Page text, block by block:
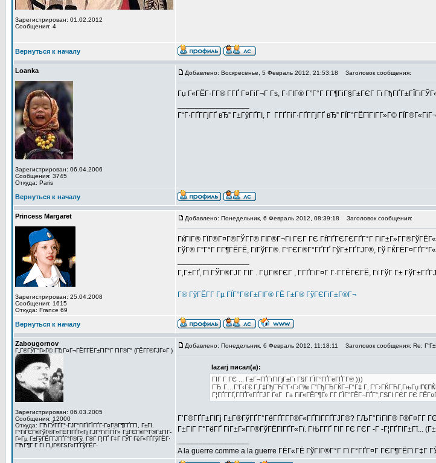
Зарегистрирован: 01.02.2012
Сообщения: 4
Вернуться к началу
Loanka
Зарегистрирован: 06.04.2006
Сообщения: 3745
Откуда: Paris
Добавлено: Воскресенье, 5 Февраль 2012, 21:53:18 Заголовок сообщения:
Гџ Г«ГЁГ·Г­Г® Г­ГҐ Г¤ГіГ¬Г Гѕ, Г·ГІГ® Г”Г°Г Г­Г¶ГіГ§Г±ГЄГ Гї
Г“Г·ГҐГ­ГјГҐ вЂ” Г±ГўГҐГІ, Г Г­ГҐГіГ·ГҐГ­ГјГҐ вЂ” ГЇГ°ГЁГїГІГ­Г»Г©
Вернуться к началу
Princess Margaret
Зарегистрирован: 25.04.2008
Сообщения: 1615
Откуда: France 69
Добавлено: Понедельник, 6 Февраль 2012, 08:39:18 Заголовок сообщения:
ГќГІГ® ГЇГ®Г¤Г®ГЎГ­Г® ГІГ®Г¬Гі ГЄГ ГЄ ГѓГҐГЄГЄГҐГ°Г­
ГўГ® Г”Г°Г Г­Г¶ГЁГЁ, ГїГўГ­Г®. Г‘ГЄГ®Г°ГҐГҐ ГўГ±ГҐГЈГ®, Гў
Г‚Г±ГҐ, Гї ГЎГ®ГЈГ ГІГ . ГЏГ®ГЄГ , Г­ГҐГіГ¤Г Г·Г­ГЁГЄГЁ, Гї ГўГ Г±
Г® ГўГЁГ­Г Гµ ГЇГ°Г®Г±ГІГ® ГЁ Г±Г® ГўГЄГіГ±Г®Г¬
Вернуться к началу
Zabougornov
Г„Г®ГЎГ°Г»Г© ГЂГ¤Г¬ГЁГ­ГЁГ±ГІГ°Г ГІГ®Г° (ГЁГ­Г®ГЈГ¤Г )
Зарегистрирован: 06.03.2005
Сообщения: 12000
Откуда: ГЋГЎГҐГ°-ГЈГ°ГіГЇГЇГҐГ­-Г¤Г®Г¶ГҐГ­ГІ, Г±ГІ.
Г°ГіГЄГ®ГўГ®Г¤ГЁГІГҐГ«Гј ГЈГ°ГіГЇГЇГ» Г±ГЄГ®Г°Г®Г±ГІГ­
Г»Гµ Г±ГўГЁГ­ГЈГҐГ°Г®Гў, Г®Г­ Г¦ГҐ Г‡Г ГЎГ ГёГ«ГҐГўГЁГ·
ГЋГ¶Г Г ГІ ГЏГ®ГЅГ«ГҐГўГЁГ·
Добавлено: Понедельник, 6 Февраль 2012, 11:18:11 Заголовок сообщения: Re:
lazarj писал(а):
ГІГ Г ГЄ ... Г±Г¬ГҐГїГІГјГ±Гї Г§Г ГЇГ°ГҐГёГҐГ­Г® )))
ГЂ Г…Г‘Г‹Г€ Г‚Г‡ГђГЋГ‘Г‹Г›Г‰ Г”ГђГЂГЌГ–Г“Г‡ Г‚ Г‘Г›ГЌГЋГ‚ГњГџ
Г¦ГҐГ­ГҐ,Г­ГҐГ«ГҐГЈГ Г«Г Г± ГіГ«ГЁГ¶Г» Г­Г ГЇГ°ГЁГ¬ГҐГ°;ГЅГІ ГЄГ ГЄ
Г’Г®ГҐГ±ГІГј Г±Г®ГўГҐГ°ГёГҐГ­Г­Г®Г«ГҐГІГ­ГҐГЈГ®? ГЉГ°ГіГІГ® Г®Г¤Г­Г
Г±ГІГ Г°ГёГҐ ГіГ±Г»Г­Г®ГўГЁГІГҐГ«Гї. ГЊГ­ГҐ ГІГ ГЄ ГЄГ -Г -Г¦ГҐГІГ±Гї...
A la guerre comme a la guerre ГЁГ«ГЁ ГўГІГ®Г°Г Гї Г°ГҐГ¤Г ГЄГ¶ГЁГї Г‡Г